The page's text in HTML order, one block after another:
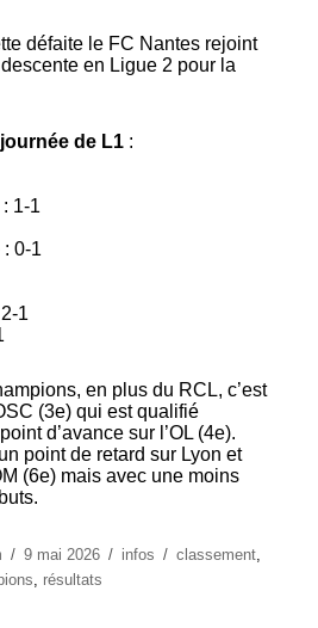
défaite le FC Nantes rejoint
en Ligue 2 pour la
de L1 :
1-1
0-1
1
en plus du RCL, c’est
(3e) qui est qualifié
d’avance sur l’OL (4e).
point de retard sur Lyon et
(6e) mais avec une moins
Publié
le
9 mai 2026 Catégories
infos Étiquettes
classement
résultats